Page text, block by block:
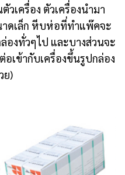
เครื่อง ตัวเครื่องนำมา
ดเล็ก หีบห่อที่ทำแพ๊คจะ
องทั่วๆไป และบางส่วนจะ
อเข้ากับเครื่องขึ้นรูปกล่อง
ย)